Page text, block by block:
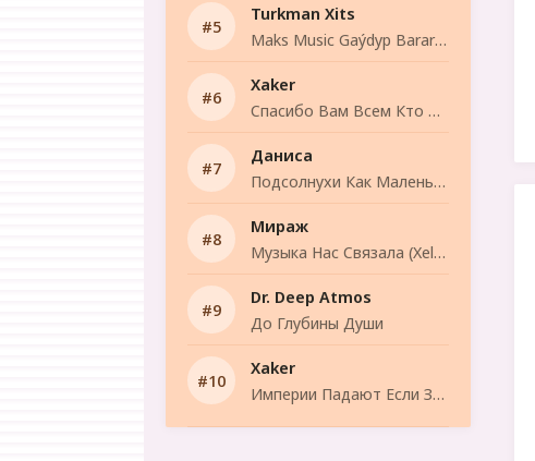
Turkman Xits
Maks Music Gaýdyp Bararyn
Xaker
Спасибо Вам Всем Кто Предал Меня.
Даниса
Подсолнухи Как Маленькие Солнца
Мираж
Музыка Нас Связала (Xelyn Remix)
Dr. Deep Atmos
До Глубины Души
Xaker
Империи Падают Если Забыли